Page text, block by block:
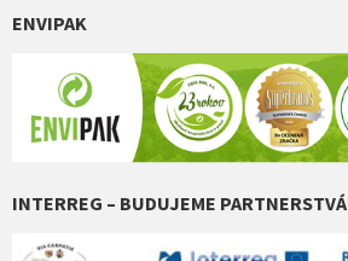
ENVIPAK
INTERREG – BUDUJEME PARTNERSTVÁ